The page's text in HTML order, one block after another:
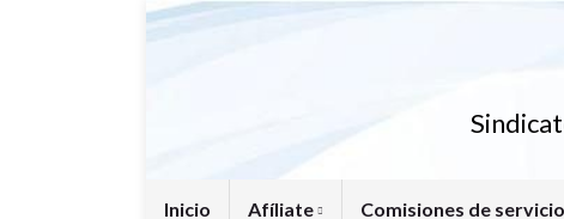
Inicio Afíliate Comisiones de servicio